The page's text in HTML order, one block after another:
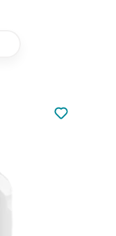
Nie dodano
Dodaj do